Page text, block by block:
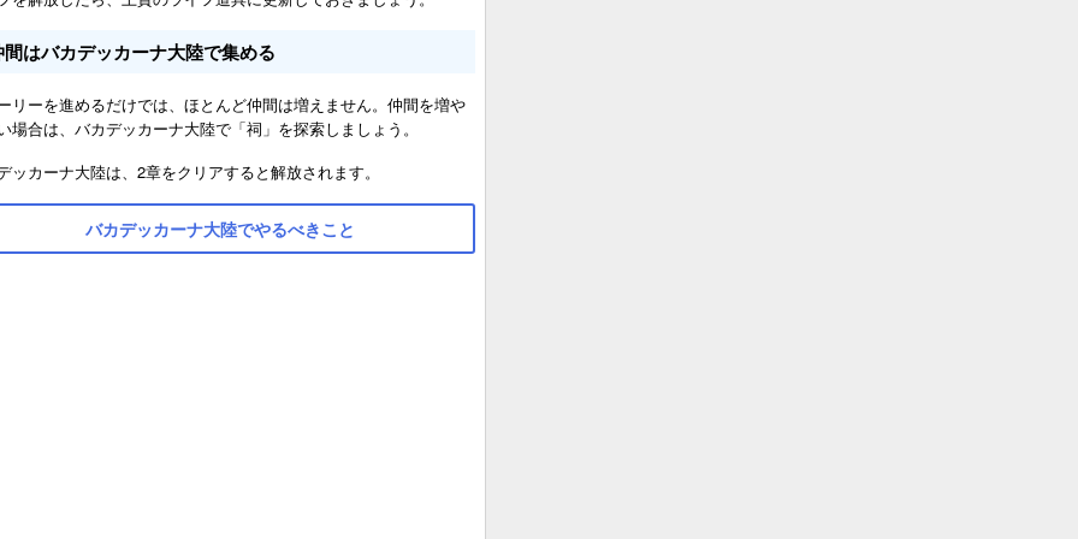
間はバカデッカーナ大陸で集める
リーを進めるだけでは、ほとんど仲間は増えません。仲間を増や
場合は、バカデッカーナ大陸で「祠」を探索しましょう。
ッカーナ大陸は、2章をクリアすると解放されます。
バカデッカーナ大陸でやるべきこと